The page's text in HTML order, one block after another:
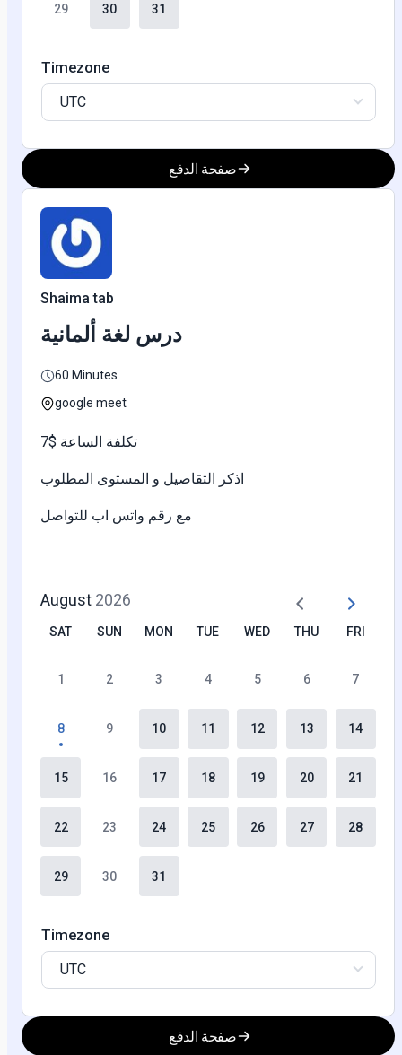
29 30 31
Timezone
UTC
صفحة الدفع
Shaima tab
درس لغة ألمانية
60 Minutes
google meet
تكلفة الساعة $7
مع رقم واتس اب للتواصل
August 2026
SAT SUN MON TUE WED THU FRI
1 2 3 4 5 6 7
8 9 10 11 12 13 14
15 16 17 18 19 20 21
22 23 24 25 26 27 28
29 30 31
Timezone
UTC
صفحة الدفع